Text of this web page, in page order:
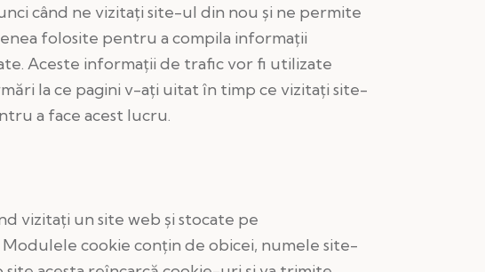
când ne vizitaţi site-ul din nou şi ne permite
folosite pentru a compila informaţii
Aceste informaţii de trafic vor fi utilizate
la ce pagini v-aţi uitat în timp ce vizitaţi site-
a face acest lucru.
vizitaţi un site web şi stocate pe
cookie conţin de obicei, numele site-